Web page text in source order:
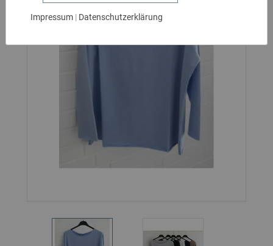
HANDSCHUHE
Impressum| Datenschutzerklärung